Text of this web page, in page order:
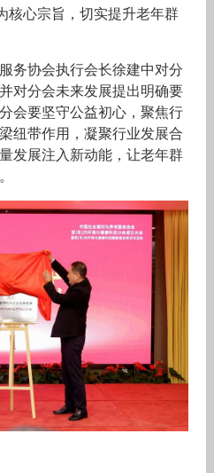
核心宗旨，切实提升老年群
务协会执行会长徐建中对分
对分会未来发展提出明确要
会要坚守公益初心，聚焦行
纽带作用，凝聚行业发展合
发展注入新动能，让老年群